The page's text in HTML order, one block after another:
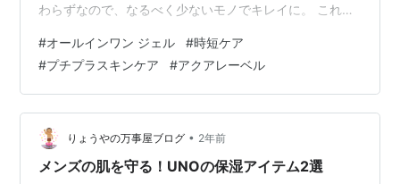
わらずなので、なるべく少ないモノでキレイに。 これで
ェル。2カ月くらい前に買ったやつは、保湿が足りずにニ
ベアをプラス。2度は無いモノとなりました。 そして一
昨日、アイライナーと一緒に購入したのは、 資生堂 アク
アレーベルスペシャルジェルクリームEX(オイルイン)。
ドラッグストアでよく見かけますが、購入は本当に初め
て。中身はほんのりキラキラ…
#オールインワン ジェル #時短ケア
#プチプラスキンケア #アクアレーベル
りょうやの万事屋ブログ • 2年前
メンズの肌を守る！UNOの保湿アイテム2選